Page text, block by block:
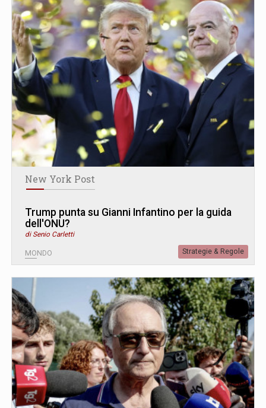
New York Post
Trump punta su Gianni Infantino per la guida
dell'ONU?
di Senio Carletti
MONDO Strategie & Regole